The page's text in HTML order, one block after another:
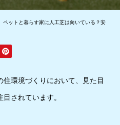
ペットと暮らす家に人工芝は向いている？安
環境づくりにおいて、見た目
されています。